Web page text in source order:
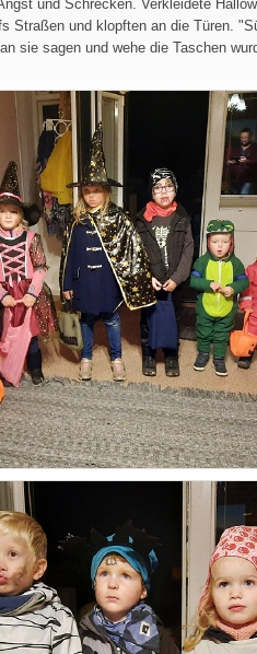
und Schrecken. Verkleidete
Straßen und klopften an die Türen.
sie sagen und wehe die Taschen